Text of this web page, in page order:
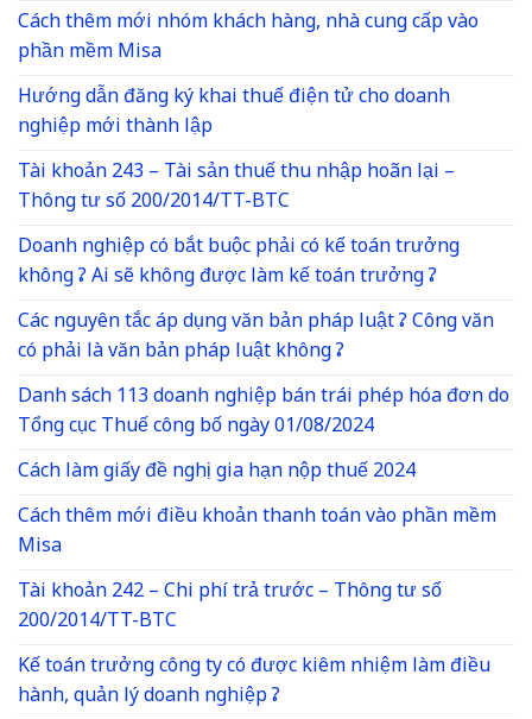
Cách thêm mới nhóm khách hàng, nhà cung cấp vào
phần mềm Misa
Hướng dẫn đăng ký khai thuế điện tử cho doanh
nghiệp mới thành lập
Tài khoản 243 – Tài sản thuế thu nhập hoãn lại –
Thông tư số 200/2014/TT-BTC
Doanh nghiệp có bắt buộc phải có kế toán trưởng
không ? Ai sẽ không được làm kế toán trưởng ?
Các nguyên tắc áp dụng văn bản pháp luật ? Công văn
có phải là văn bản pháp luật không ?
Danh sách 113 doanh nghiệp bán trái phép hóa đơn do
Tổng cục Thuế công bố ngày 01/08/2024
Cách làm giấy đề nghị gia hạn nộp thuế 2024
Cách thêm mới điều khoản thanh toán vào phần mềm
Misa
Tài khoản 242 – Chi phí trả trước – Thông tư số
200/2014/TT-BTC
Kế toán trưởng công ty có được kiêm nhiệm làm điều
hành, quản lý doanh nghiệp ?